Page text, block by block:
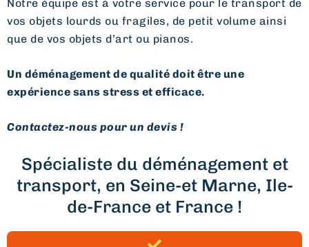
Notre équipe est à votre service pour le transport de
vos objets lourds ou fragiles, de petit volume ainsi
que de vos objets d’art ou pianos.
Un déménagement de qualité doit être une
expérience sans stress et efficace.
Contactez-nous pour un devis !
Spécialiste du déménagement et
transport, en Seine-et Marne, Ile-
de-France et France !